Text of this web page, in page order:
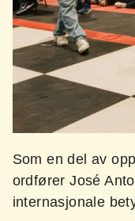
Som en del av
ordfører José
internasjonale